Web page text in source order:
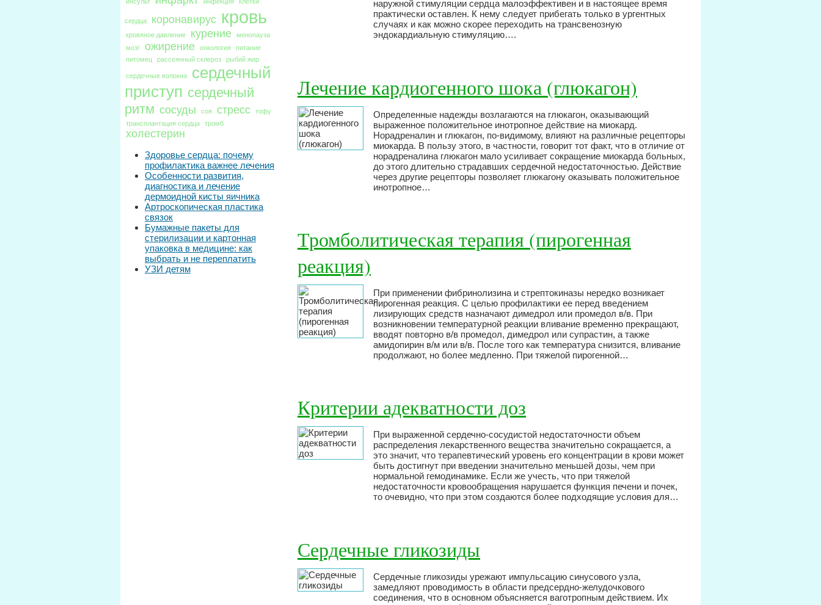
сердца коронавирус кровь
кровяное давление курение
менопауза
мозг
ожирение онкология
питание
питомец
рассеянный склероз рыбий жир
сердечные волокна
сердечный
приступ сердечный
ритм сосуды соя стресс
тофу
трансплантация сердца
тромб
холестерин
Здоровье сердца: почему
профилактика важнее лечения
Особенности развития,
диагностика и лечение
дермоидной кисты яичника
Артроскопическая пластика
связок
Бумажные пакеты для
стерилизации и картонная
упаковка в медицине: как
выбрать и не переплатить
УЗИ детям
наружной стимуляции сердца малоэффективен и в настоящее время
практически оставлен. К нему следует прибегать только в ургентных
случаях и как можно скорее переходить на трансвенозную
эндокардиальную стимуляцию….
Лечение кардиогенного шока (глюкагон)
Определенные надежды возлагаются на глюкагон, оказывающий
выраженное положительное инотропное действие на миокард.
Норадреналин и глюкагон, по-видимому, влияют на различные рецепторы
миокарда. В пользу этого, в частности, говорит тот факт, что в отличие от
норадреналина глюкагон мало усиливает сокращение миокарда больных,
до этого длительно страдавших сердечной недостаточностью. Действие
через другие рецепторы позволяет глюкагону оказывать положительное
инотропное…
Тромболитическая терапия (пирогенная
реакция)
При применении фибринолизина и стрептокиназы нередко возникает
пирогенная реакция. С целью профилактики ее перед введением
лизирующих средств назначают димедрол или промедол в/в. При
возникновении температурной реакции вливание временно прекращают,
вводят повторно в/в промедол, димедрол или супрастин, а также
амидопирин в/м или в/в. После того как температура снизится, вливание
продолжают, но более медленно. При тяжелой пирогенной…
Критерии адекватности доз
При выраженной сердечно-сосудистой недостаточности объем
распределения лекарственного вещества значительно сокращается, а
это значит, что терапевтический уровень его концентрации в крови может
быть достигнут при введении значительно меньшей дозы, чем при
нормальной гемодинамике. Если же учесть, что при тяжелой
недостаточности кровообращения нарушается функция печени и почек,
то очевидно, что при этом создаются более подходящие условия для…
Сердечные гликозиды
Сердечные гликозиды урежают импульсацию синусового узла,
замедляют проводимость в области предсердно-желудочкового
соединения, что в основном объясняется ваготропным действием. Их